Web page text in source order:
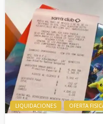
LIQUIDACIONES OFERTA